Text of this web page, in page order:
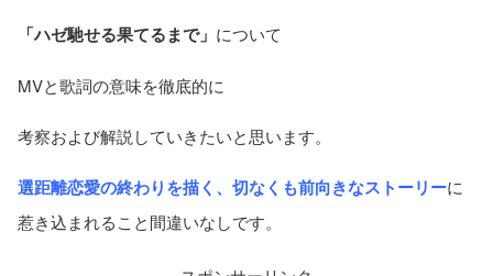
「ハゼ馳せる果てるまで」 について
MVと歌詞の意味を徹底的に
考察および解説していきたいと思います。
選距離恋愛の終わりを描く、 切なくも前向きなストーリーに
惹き込まれること間違いなしです。